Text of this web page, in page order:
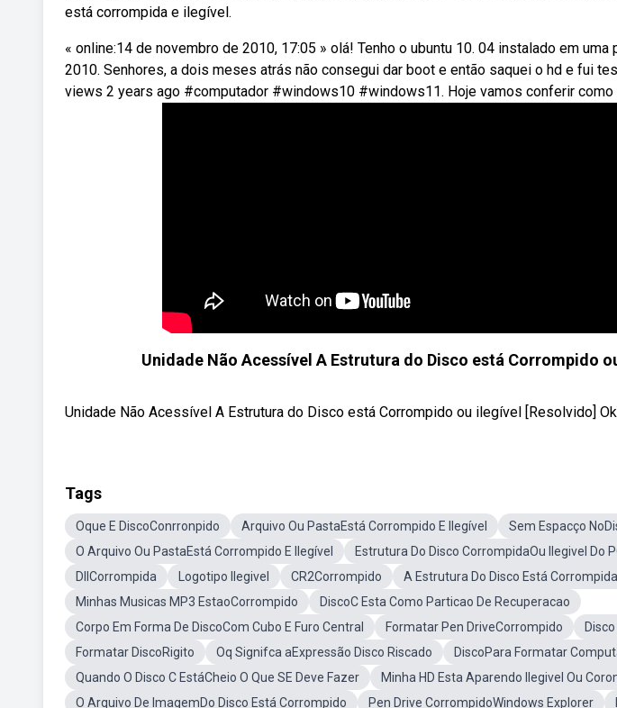
está corrompida e ilegível.
« online:14 de novembro de 2010, 17:05 » olá! Tenho o ubuntu 10. 04 instalado em
2010. Senhores, a dois meses atrás não consegui dar boot e então saquei o hd e fui
views 2 years ago #computador #windows10 #windows11. Hoje vamos conferir como
Unidade Não Acessível A Estrutura do Disco está Corrompido
Unidade Não Acessível A Estrutura do Disco está Corrompido ou ilegível [Resolvido]
Tags
Oque E DiscoConrronpido Arquivo Ou PastaEstá Corrompido E Ilegível
Sem Espacço
O Arquivo Ou PastaEstá Corrompido E Ilegível
Estrutura Do Disco CorrompidaOu Ilegivel Do
DllCorrompida
Logotipo Ilegivel CR2Corrompido
A Estrutura Do Disco Está
Minhas Musicas MP3 EstaoCorrompido
DiscoC Esta Como Particao De Recuperacao
Corpo Em Forma De DiscoCom Cubo E Furo Central
Formatar Pen DriveCorrompido
Formatar DiscoRigito
Oq Signifca aExpressão Disco Riscado
DiscoPara Formatar
Quando O Disco C EstáCheio O Que SE Deve Fazer
Minha HD Esta Aparendo Ilegivel Ou
O Arquivo De ImagemDo Disco Está Corrompido
Pen Drive CorrompidoWindows Explorer